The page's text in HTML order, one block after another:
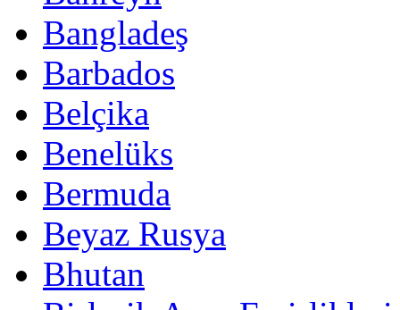
Bangladeş
Barbados
Belçika
Benelüks
Bermuda
Beyaz Rusya
Bhutan